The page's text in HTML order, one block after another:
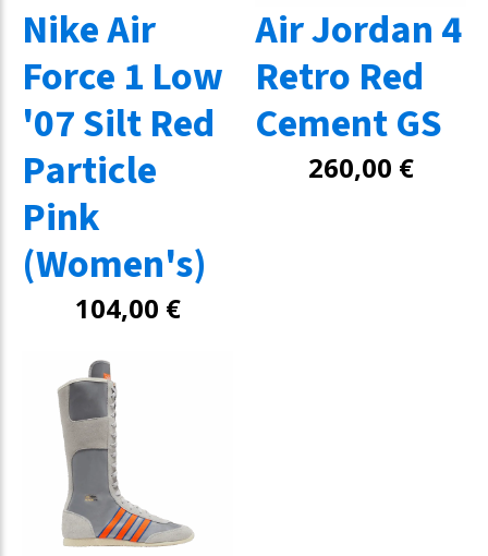
Nike Air
Force 1 Low
'07 Silt Red
Particle
Pink
(Women's)
104,00 €
Air Jordan 4
Retro Red
Cement GS
260,00 €